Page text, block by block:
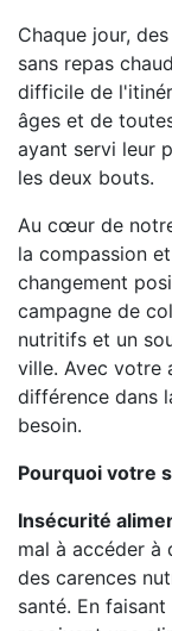
Chaque jour,
sans repas
difficile de
âges et de
ayant servi leur
les deux bouts.
Au cœur de
la compassion
changement
campagne de
nutritifs et un
ville. Avec votre
différence dans
besoin.
Pourquoi votre
Insécurité
mal à accéder à
des carences
santé. En